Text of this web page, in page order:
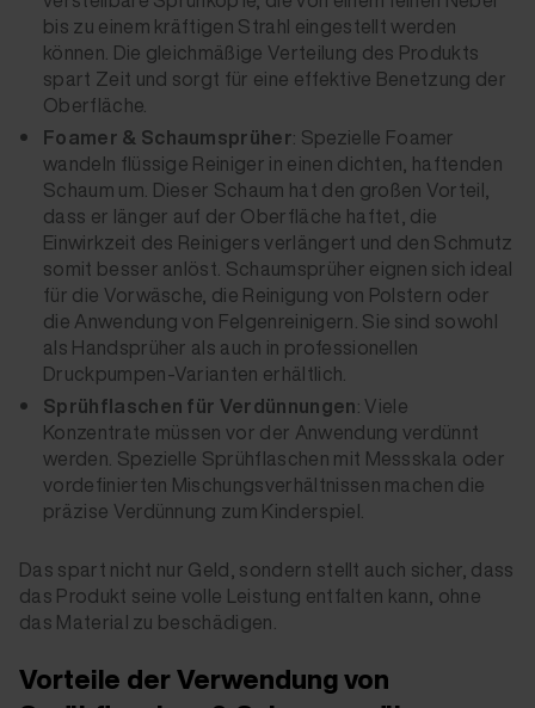
bis zu einem kräftigen Strahl eingestellt werden
können. Die gleichmäßige Verteilung des Produkts
spart Zeit und sorgt für eine effektive Benetzung der
Oberfläche.
Foamer & Schaumsprüher: Spezielle Foamer
wandeln flüssige Reiniger in einen dichten, haftenden
Schaum um. Dieser Schaum hat den großen Vorteil,
dass er länger auf der Oberfläche haftet, die
Einwirkzeit des Reinigers verlängert und den Schmutz
somit besser anlöst. Schaumsprüher eignen sich ideal
für die Vorwäsche, die Reinigung von Polstern oder
die Anwendung von Felgenreinigern. Sie sind sowohl
als Handsprüher als auch in professionellen
Druckpumpen-Varianten erhältlich.
Sprühflaschen für Verdünnungen: Viele
Konzentrate müssen vor der Anwendung verdünnt
werden. Spezielle Sprühflaschen mit Messskala oder
vordefinierten Mischungsverhältnissen machen die
präzise Verdünnung zum Kinderspiel.
Das spart nicht nur Geld, sondern stellt auch sicher, dass
das Produkt seine volle Leistung entfalten kann, ohne
das Material zu beschädigen.
Vorteile der Verwendung von